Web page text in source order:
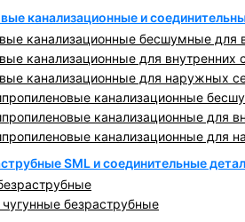
канализационные и
канализационные бесшумные для
канализационные для внутренних
канализационные для наружных
канализационные
канализационные для
канализационные для
SML и соединительные
безраструбные